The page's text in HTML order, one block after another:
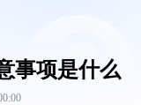
事项是什么